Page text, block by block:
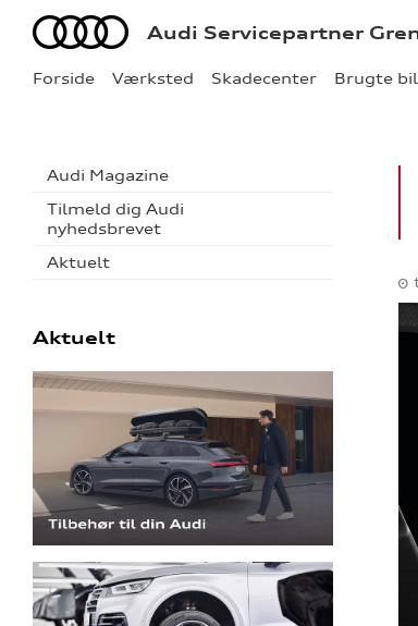
Forside Værksted Skadecenter Brugte
Audi Audi Servicepartner
Audi Magazine
Tilmeld dig Audi
nyhedsbrevet
Aktuelt
Aktuelt